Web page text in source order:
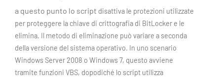
a questo punto lo script disattiva le protezioni utilizzate
per proteggere la chiave di crittografia di BitLocker e le
elimina. Il metodo di eliminazione può variare a seconda
della versione del sistema operativo. In uno scenario
Windows Server 2008 o Windows 7, questo avviene
tramite funzioni VBS, dopodiché lo script utilizza